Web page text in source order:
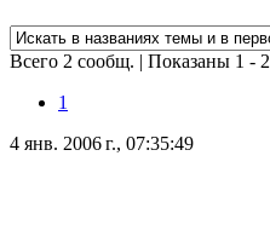
Всего 2 сообщ. | Показаны 1 - 2
1
4 янв. 2006 г., 07:35:49